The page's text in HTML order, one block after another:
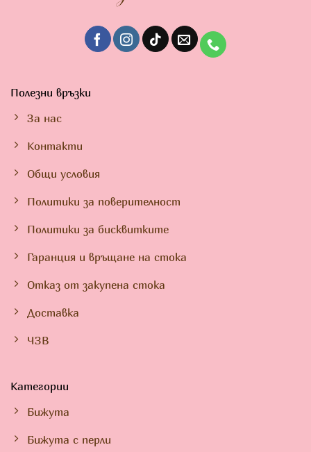
Полезни връзки
За нас
Контакти
Общи условия
Политики за поверителност
Политики за бисквитките
Гаранция и връщане на стока
Отказ от закупена стока
Доставка
ЧЗВ
Категории
Бижута
Бижута с перли